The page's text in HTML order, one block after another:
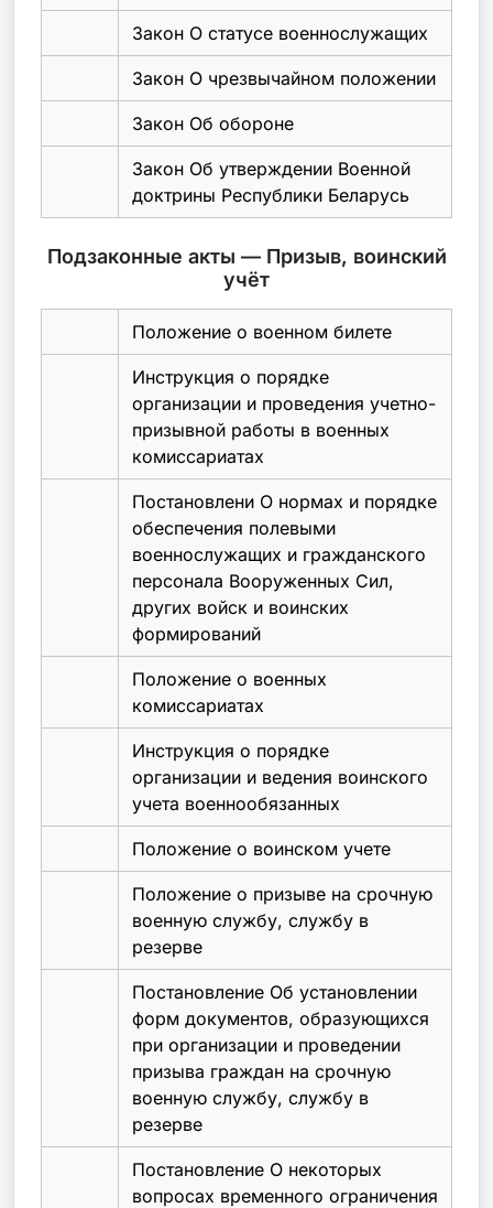
Закон О статусе военнослужащих
Закон О чрезвычайном положении
Закон Об обороне
Закон Об утверждении Военной
доктрины Республики Беларусь
Подзаконные акты — Призыв, воинский
учёт
Положение о военном билете
Инструкция о порядке
организации и проведения учетно-
призывной работы в военных
комиссариатах
Постановлени О нормах и порядке
обеспечения полевыми
военнослужащих и гражданского
персонала Вооруженных Сил,
других войск и воинских
формирований
Положение о военных
комиссариатах
Инструкция о порядке
организации и ведения воинского
учета военнообязанных
Положение о воинском учете
Положение о призыве на срочную
военную службу, службу в
резерве
Постановление Об установлении
форм документов, образующихся
при организации и проведении
призыва граждан на срочную
военную службу, службу в
резерве
Постановление О некоторых
вопросах временного ограничения